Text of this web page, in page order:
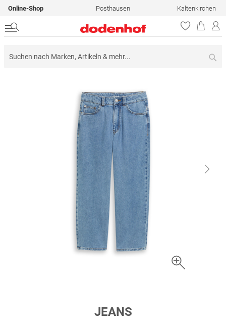
Online-Shop Posthausen Kaltenkirchen
JEANS